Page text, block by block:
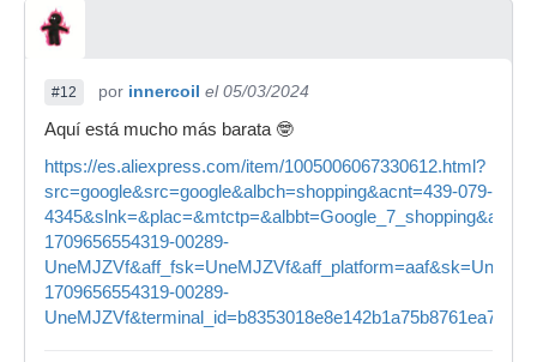
#12 por innercoil el 05/03/2024
Aquí está mucho más barata 🤓
https://es.aliexpress.com/item/1005006067330612.html?
src=google&src=google&albch=shopping&acnt=439-079-
1709656554319-00289-
1709656554319-00289-